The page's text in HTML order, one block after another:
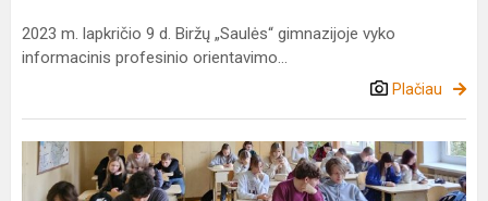
2023 m. lapkričio 9 d. Biržų „Saulės“ gimnazijoje vyko
informacinis profesinio orientavimo...
Plačiau
Konstitucijos
egzaminas